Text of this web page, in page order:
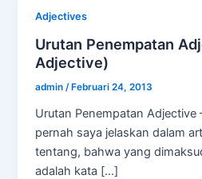
Adjectives
Urutan Penempatan
Adjective)
admin/ Februari 24, 2013
Urutan Penempatan Adjective
pernah saya jelaskan dalam
tentang, bahwa yang
adalah kata […]